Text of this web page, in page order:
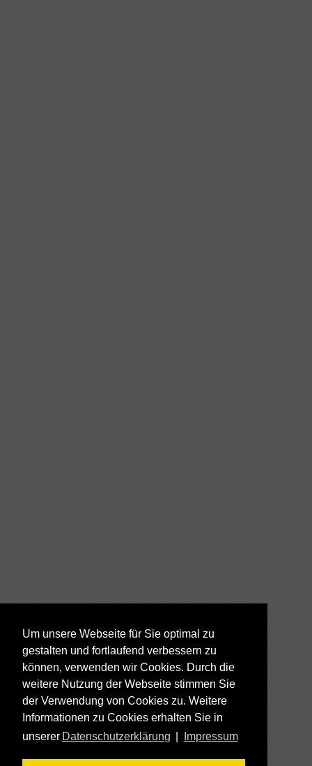
Um unsere Webseite für Sie optimal zu
gestalten und fortlaufend verbessern zu
können, verwenden wir Cookies. Durch die
weitere Nutzung der Webseite stimmen Sie
der Verwendung von Cookies zu. Weitere
Informationen zu Cookies erhalten Sie in
unserer Datenschutzerklärung Impressum